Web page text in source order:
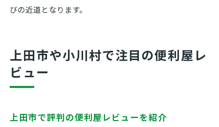
びの近道となります。
上田市や小川村で注目の便利屋レ
ビュー
上田市で評判の便利屋レビューを紹介